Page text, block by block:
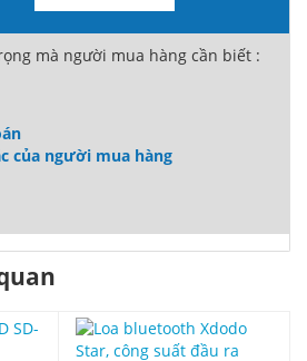
mà người mua hàng cần biết :
của người mua hàng